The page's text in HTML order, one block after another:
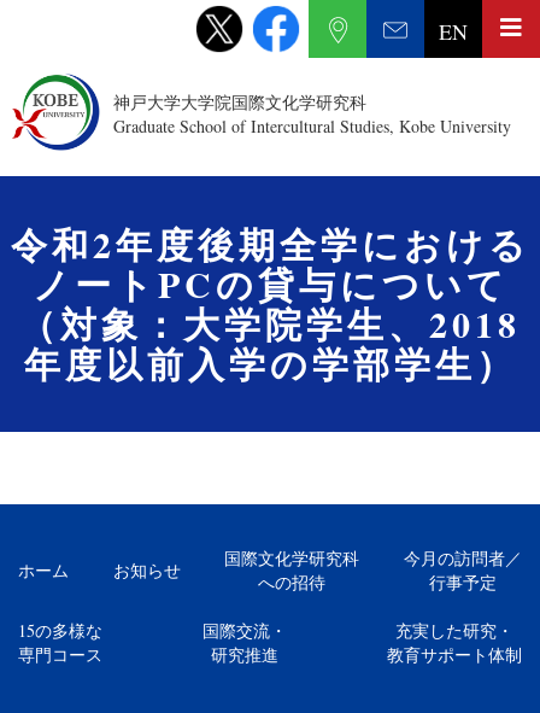
神戸大学大学院国際文化学研究科
Graduate School of Intercultural Studies, Kobe University
EN
令和2年度後期全学における
ノートPCの貸与について
（対象：大学院学生、2018
年度以前入学の学部学生）
ホーム お知らせ
国際文化学研究科
への招待
今月の訪問者／
行事予定
15の多様な
専門コース
国際交流・
研究推進
充実した研究・
教育サポート体制